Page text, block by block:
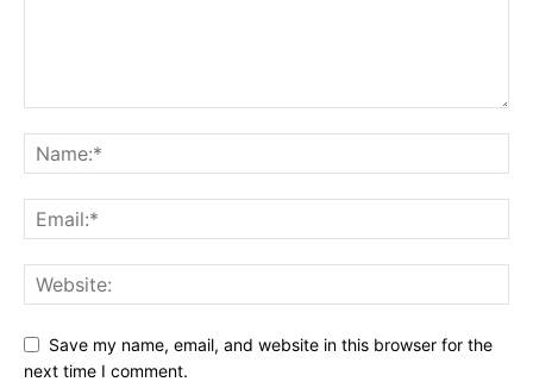
Save my name, email, and website in this browser for the
next time I comment.